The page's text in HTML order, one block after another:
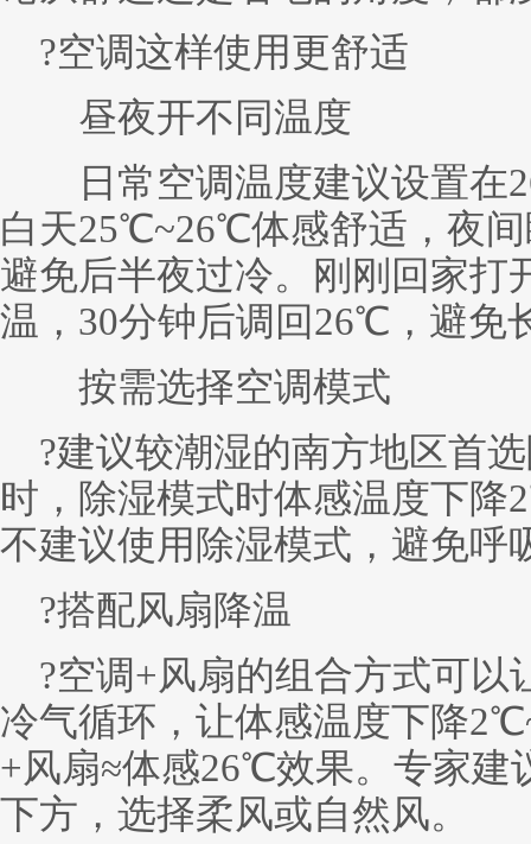
?空调这样使用更舒适
昼夜开不同温度
日常空调温度建议设置在
白天25℃~26℃体感舒适，夜
避免后半夜过冷。刚刚回家
温，30分钟后调回26℃，避免
按需选择空调模式
?建议较潮湿的南方地区首
时，除湿模式时体感温度下
不建议使用除湿模式，避免呼
?搭配风扇降温
?空调+风扇的组合方式可以
冷气循环，让体感温度下降
+风扇≈体感26℃效果。专家建
下方，选择柔风或自然风。